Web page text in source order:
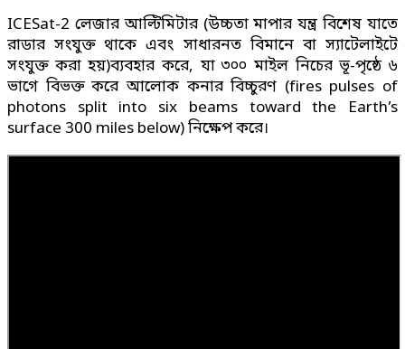
ICESat-2 লেজার আল্টিমিটার (উচ্চতা মাপার যন্ত্র বিশেষ যাতে
রাডার সংযুক্ত থাকে এবং সাধারনত বিমানে বা স্যাটেলাইটে
সংযুক্ত করা হয়)ব্যবহার করে, যা ৩০০ মাইল নিচের ভূ-পৃষ্ঠে ৬
ভাগে বিভক্ত করে আলোক কনার বিচ্চুরণ (fires pulses of
photons split into six beams toward the Earth’s
surface 300 miles below) নিক্ষেপ করে।